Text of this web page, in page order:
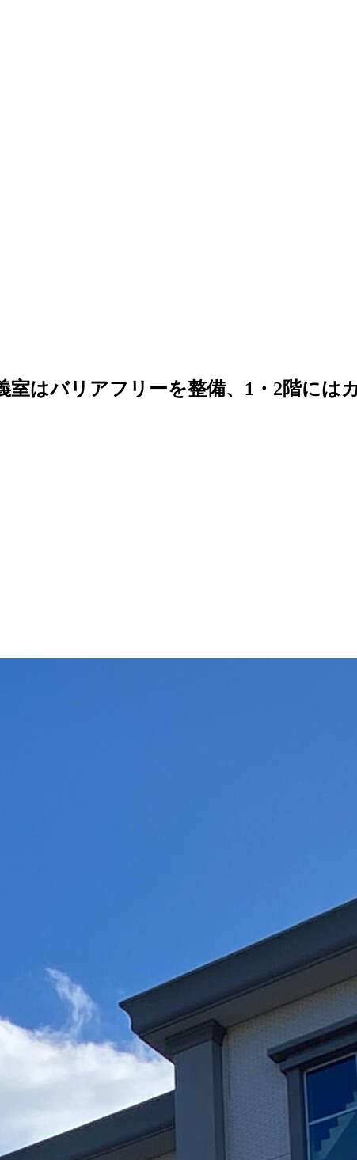
はバリアフリーを整備、1・2階には